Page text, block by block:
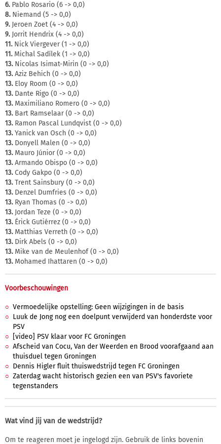
6.Pablo Rosario (6 -> 0,0)
8.Niemand (5 -> 0,0)
9.Jeroen Zoet (4 -> 0,0)
9.Jorrit Hendrix (4 -> 0,0)
11.Nick Viergever (1 -> 0,0)
11.Michal Sadílek (1 -> 0,0)
13.Nicolas Isimat-Mirin (0 -> 0,0)
13.Aziz Behich (0 -> 0,0)
13.Eloy Room (0 -> 0,0)
13.Dante Rigo (0 -> 0,0)
13.Maximiliano Romero (0 -> 0,0)
13.Bart Ramselaar (0 -> 0,0)
13.Ramon Pascal Lundqvist (0 -> 0,0)
13.Yanick van Osch (0 -> 0,0)
13.Donyell Malen (0 -> 0,0)
13.Mauro Júnior (0 -> 0,0)
13.Armando Obispo (0 -> 0,0)
13.Cody Gakpo (0 -> 0,0)
13.Trent Sainsbury (0 -> 0,0)
13.Denzel Dumfries (0 -> 0,0)
13.Ryan Thomas (0 -> 0,0)
13.Jordan Teze (0 -> 0,0)
13.Érick Gutiérrez (0 -> 0,0)
13.Matthias Verreth (0 -> 0,0)
13.Dirk Abels (0 -> 0,0)
13.Mike van de Meulenhof (0 -> 0,0)
13.Mohamed Ihattaren (0 -> 0,0)
Voorbeschouwingen
Vermoedelijke opstelling: Geen wijzigingen in de basis
Luuk de Jong nog een doelpunt verwijderd van honderdste voor
PSV
[video] PSV klaar voor FC Groningen
Afscheid van Cocu, Van der Weerden en Brood voorafgaand aan
thuisduel tegen Groningen
Dennis Higler fluit thuiswedstrijd tegen FC Groningen
Zaterdag wacht historisch gezien een van PSV's favoriete
tegenstanders
Wat vind jij van de wedstrijd?
Om te reageren moet je ingelogd zijn. Gebruik de links bovenin